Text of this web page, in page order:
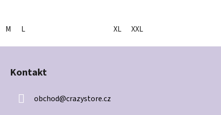
M L XL XXL
Z
Kontakt
obchod@crazystore.cz